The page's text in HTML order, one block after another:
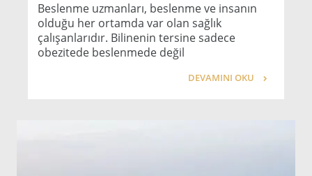
Beslenme uzmanları, beslenme ve insanın
olduğu her ortamda var olan sağlık
çalışanlarıdır. Bilinenin tersine sadece
obezitede beslenmede değil
DEVAMINI OKU